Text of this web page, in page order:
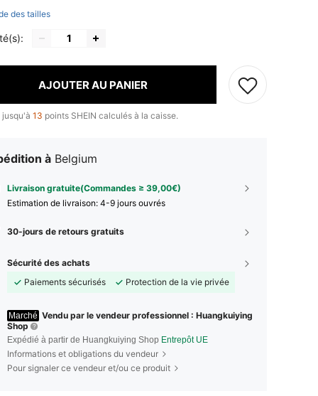
des tailles
AJOUTER AU PANIER
jusqu'à 13 points SHEIN calculés à la caisse.
à Belgium
Livraison gratuite(Commandes ≥ 39,00€)
Estimation de livraison: 4-9 jours ouvrés
30-jours de retours gratuits
Sécurité des achats
Paiements sécurisés
Protection de la vie privée
Marché Vendu par le vendeur professionnel : Huangkuiying
Shop
Expédié à partir de Huangkuiying Shop Entrepôt UE
Informations et obligations du vendeur
Pour signaler ce vendeur et/ou ce produit